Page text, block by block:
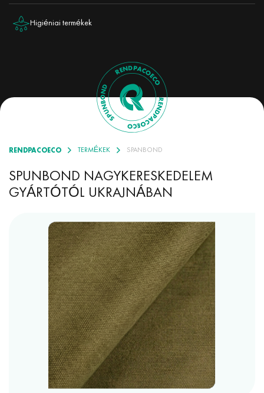
Higiéniai termékek
RENDPACOECO TERMÉKEK SPANBOND
SPUNBOND NAGYKERESKEDELEM
GYÁRTÓTÓL UKRAJNÁBAN